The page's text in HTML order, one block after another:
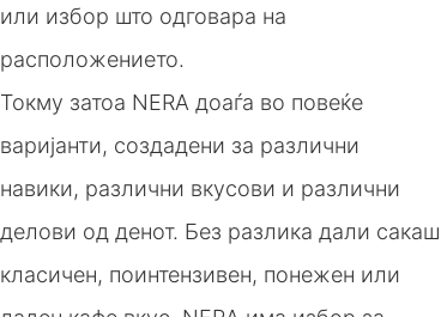
или избор што одговара на
расположението.
Токму затоа NERA доаѓа во повеќе
варијанти, создадени за различни
навики, различни вкусови и различни
делови од денот. Без разлика дали сакаш
класичен, поинтензивен, понежен или